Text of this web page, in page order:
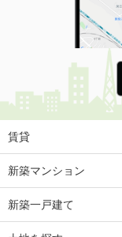
賃貸
新築マンション
新築一戸建て